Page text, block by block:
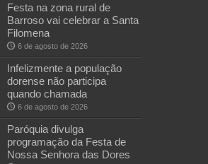
Festa na zona rural de
Barroso vai celebrar a Santa
Filomena
6 de agosto de 2026
Infelizmente a população
dorense não participa
quando chamada
6 de agosto de 2026
Paróquia divulga
programação da Festa de
Nossa Senhora das Dores